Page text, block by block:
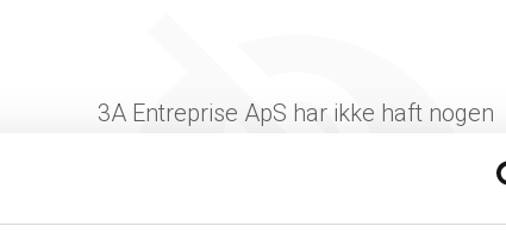
3A Entreprise ApS har ikke haft nogen
generere figuren for denne virksomhed.